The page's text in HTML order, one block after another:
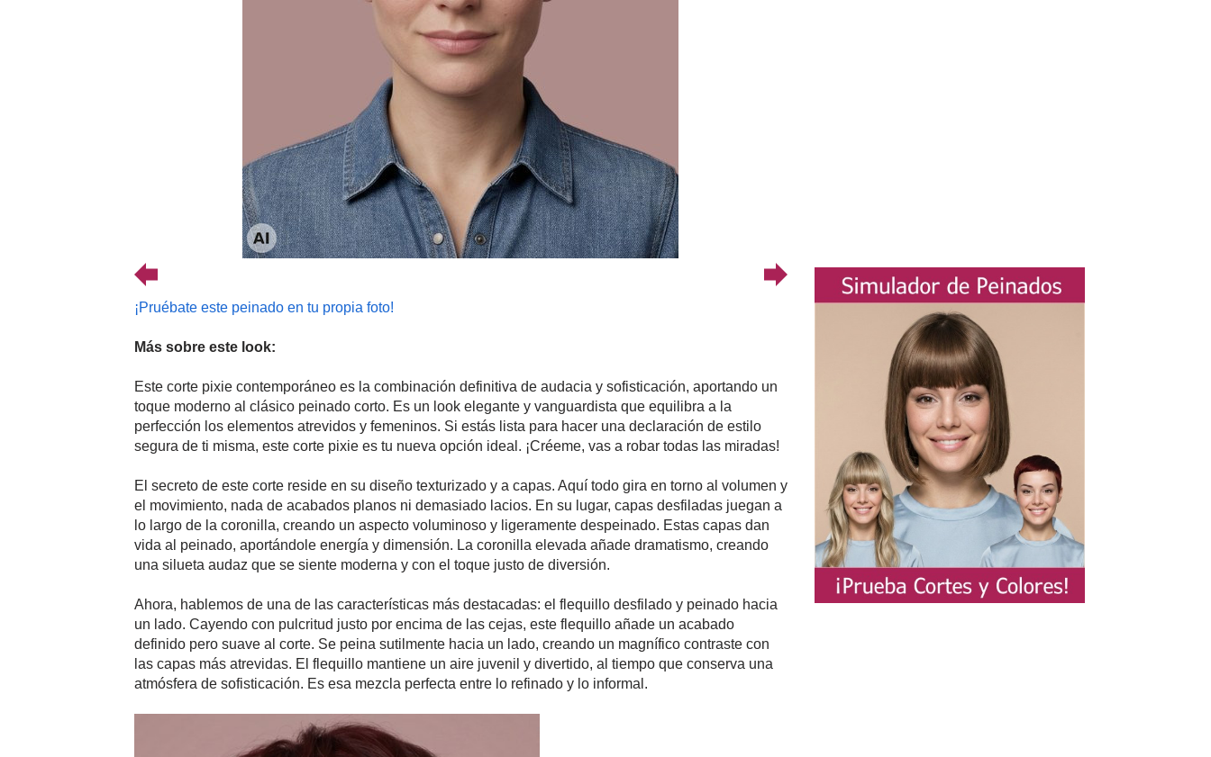
¡Pruébate este peinado en tu propia foto!
Más sobre este look:
Este corte pixie contemporáneo es la combinación definitiva de audacia y sofisticación, aportando un
toque moderno al clásico peinado corto. Es un look elegante y vanguardista que equilibra a la
perfección los elementos atrevidos y femeninos. Si estás lista para hacer una declaración de estilo
segura de ti misma, este corte pixie es tu nueva opción ideal. ¡Créeme, vas a robar todas las miradas!
El secreto de este corte reside en su diseño texturizado y a capas. Aquí todo gira en torno al volumen y
el movimiento, nada de acabados planos ni demasiado lacios. En su lugar, capas desfiladas juegan a
lo largo de la coronilla, creando un aspecto voluminoso y ligeramente despeinado. Estas capas dan
vida al peinado, aportándole energía y dimensión. La coronilla elevada añade dramatismo, creando
una silueta audaz que se siente moderna y con el toque justo de diversión.
Ahora, hablemos de una de las características más destacadas: el flequillo desfilado y peinado hacia
un lado. Cayendo con pulcritud justo por encima de las cejas, este flequillo añade un acabado
definido pero suave al corte. Se peina sutilmente hacia un lado, creando un magnífico contraste con
las capas más atrevidas. El flequillo mantiene un aire juvenil y divertido, al tiempo que conserva una
atmósfera de sofisticación. Es esa mezcla perfecta entre lo refinado y lo informal.